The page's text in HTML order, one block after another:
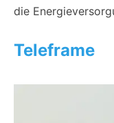
die
Teleframe